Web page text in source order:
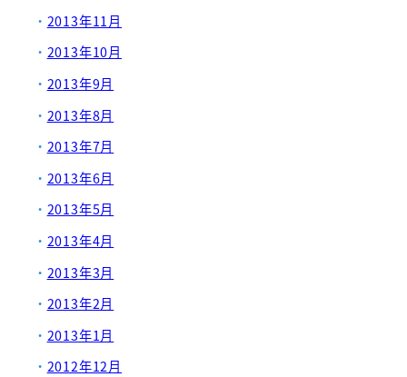
2013年11月
2013年10月
2013年9月
2013年8月
2013年7月
2013年6月
2013年5月
2013年4月
2013年3月
2013年2月
2013年1月
2012年12月